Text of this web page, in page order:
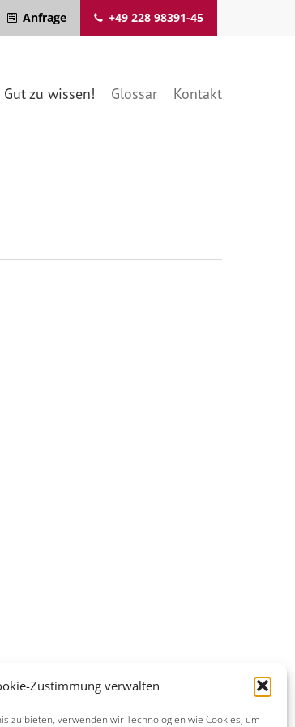
Zustimmung verwalten
zu bieten, verwenden wir Technologien wie Cookies, um
Anfrage +49 228 98391-45
Gut zu wissen! Glossar Kontakt